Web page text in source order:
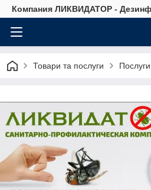
Компания ЛИКВИДАТОР -
Товари та послуги Послуги